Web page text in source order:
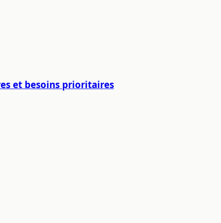
et besoins prioritaires